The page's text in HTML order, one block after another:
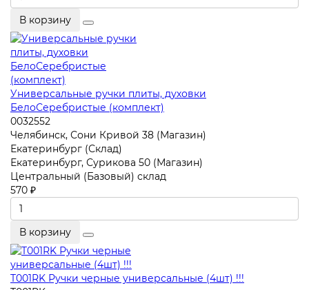
В корзину
Универсальные ручки плиты, духовки
БелоСеребристые (комплект)
0032552
Челябинск, Сони Кривой 38 (Магазин)
Екатеринбург (Склад)
Екатеринбург, Сурикова 50 (Магазин)
Центральный (Базовый) склад
570 ₽
В корзину
T001RK Ручки черные универсальные (4шт) !!!